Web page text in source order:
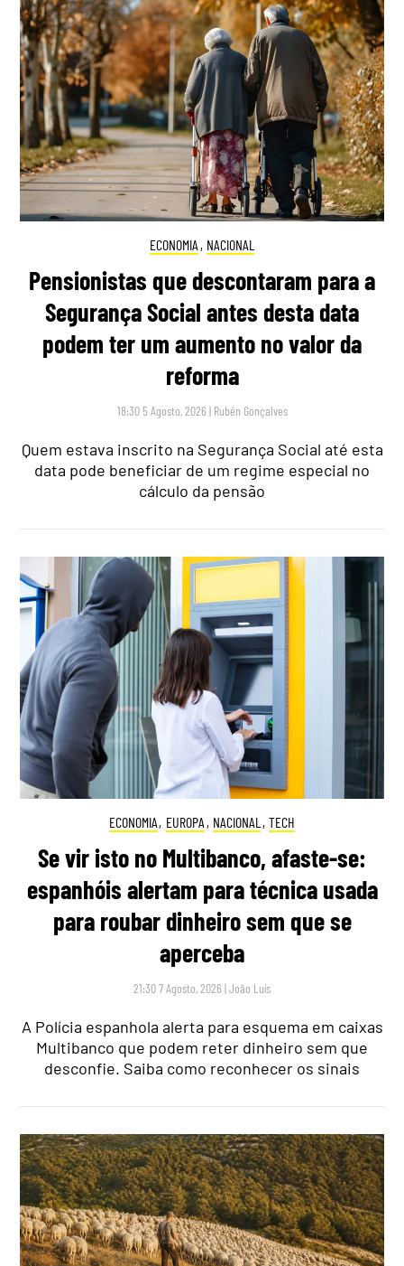
ECONOMIA , NACIONAL
Pensionistas que descontaram para a
Segurança Social antes desta data
podem ter um aumento no valor da
reforma
18:30 5 Agosto, 2026 | Rubén Gonçalves
Quem estava inscrito na Segurança Social até esta
data pode beneficiar de um regime especial no
cálculo da pensão
ECONOMIA, EUROPA , NACIONAL , TECH
Se vir isto no Multibanco, afaste-se:
espanhóis alertam para técnica usada
para roubar dinheiro sem que se
aperceba
21:30 7 Agosto, 2026 |João Luís
A Polícia espanhola alerta para esquema em caixas
Multibanco que podem reter dinheiro sem que
desconfie. Saiba como reconhecer os sinais